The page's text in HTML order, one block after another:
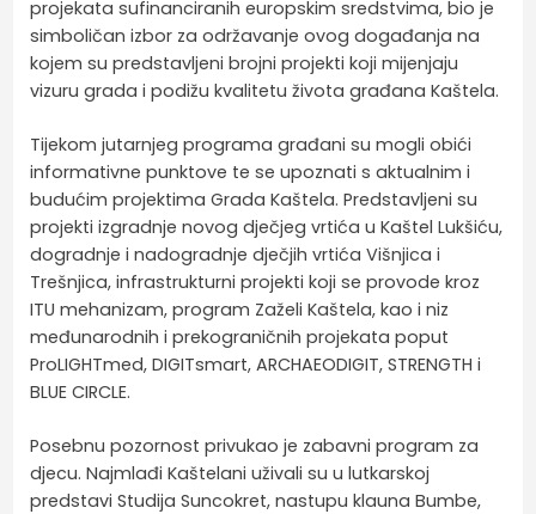
projekata sufinanciranih europskim sredstvima, bio je
simboličan izbor za održavanje ovog događanja na
kojem su predstavljeni brojni projekti koji mijenjaju
vizuru grada i podižu kvalitetu života građana Kaštela.
Tijekom jutarnjeg programa građani su mogli obići
informativne punktove te se upoznati s aktualnim i
budućim projektima Grada Kaštela. Predstavljeni su
projekti izgradnje novog dječjeg vrtića u Kaštel Lukšiću,
dogradnje i nadogradnje dječjih vrtića Višnjica i
Trešnjica, infrastrukturni projekti koji se provode kroz
ITU mehanizam, program Zaželi Kaštela, kao i niz
međunarodnih i prekograničnih projekata poput
ProLIGHTmed, DIGITsmart, ARCHAEODIGIT, STRENGTH i
BLUE CIRCLE.
Posebnu pozornost privukao je zabavni program za
djecu. Najmlađi Kaštelani uživali su u lutkarskoj
predstavi Studija Suncokret, nastupu klauna Bumbe,